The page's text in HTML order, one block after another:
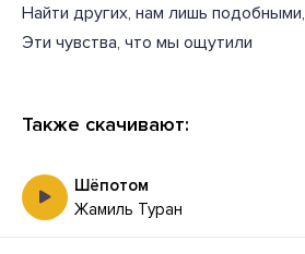
Найти других, нам лишь подобными,
Эти чувства, что мы ощутили
Также скачивают:
Шёпотом
Жамиль Туран